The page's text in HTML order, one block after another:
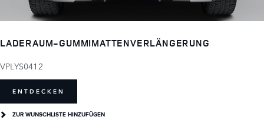
LADERAUM-GUMMIMATTENVERLÄNGERUNG
VPLYS0412
ENTDECKEN
ZUR WUNSCHLISTE HINZUFÜGEN